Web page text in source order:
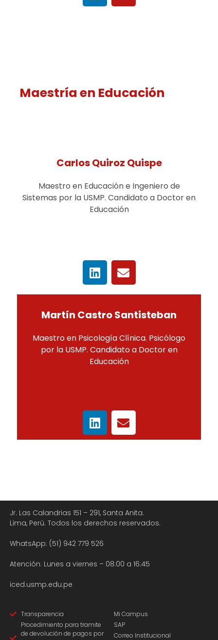
Maestría en Educación
Carlos Quiroz Quispe
Maestro en Educación e Ingeniero de
Sistemas por la USMP. Candidato a Doctor en
Educación
Martín Castro Santisteban
Maestro en Psicología Clínica. Psicólogo
por la USMP. Candidato a Doctor en
Educación
Jr. Las Calandrias 151 – 291, Santa Anita.
Lima, Perú. Todos los derechos reservados.
WhatsApp: (51) 942 779 526
Atención: Lunes a viernes – 08:00 a 16:45
iced.usmp.edu.pe
Transparencia
Procedimiento para tramite
de devolución de pagos por
Mi Campus
SAP
Correo Institucional